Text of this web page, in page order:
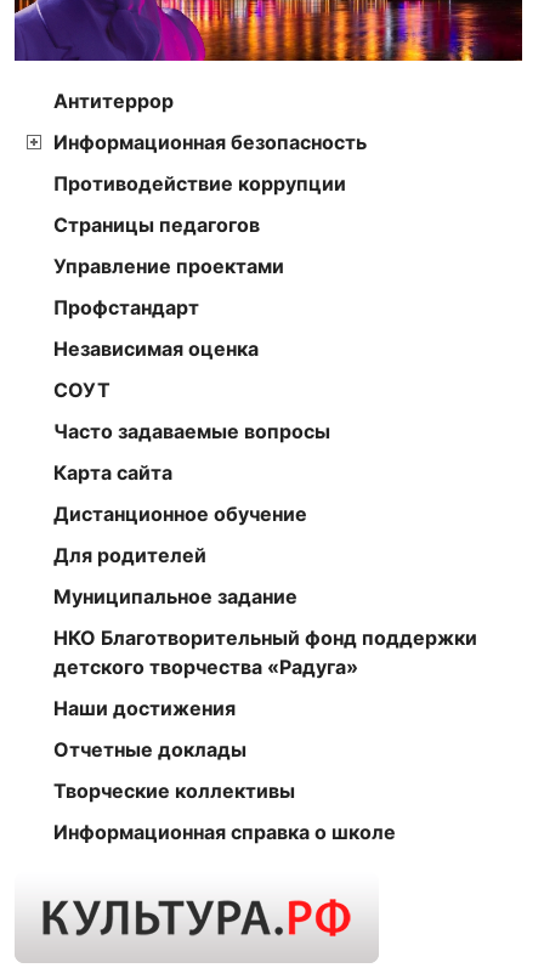
Антитеррор
Информационная безопасность
Противодействие коррупции
Страницы педагогов
Управление проектами
Профстандарт
Независимая оценка
СОУТ
Часто задаваемые вопросы
Карта сайта
Дистанционное обучение
Для родителей
Муниципальное задание
НКО Благотворительный фонд поддержки
детского творчества «Радуга»
Наши достижения
Отчетные доклады
Творческие коллективы
Информационная справка о школе